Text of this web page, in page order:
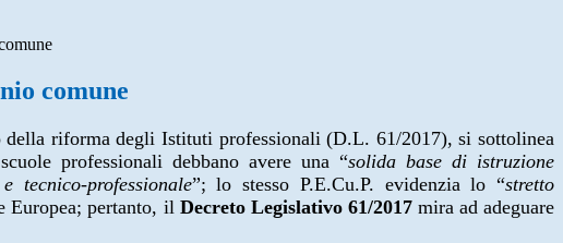
comune
della riforma degli Istituti professionali (D.L. 61/2017), si sottolinea
professionali debbano avere una “solida base di istruzione
tecnico-professionale”; lo stesso P.E.Cu.P. evidenzia lo “stretto
Europea; pertanto, il Decreto Legislativo 61/2017mira ad adeguare